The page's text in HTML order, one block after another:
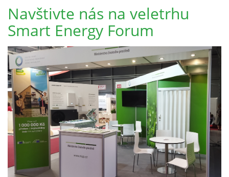
Navštivte nás na veletrhu
Smart Energy Forum